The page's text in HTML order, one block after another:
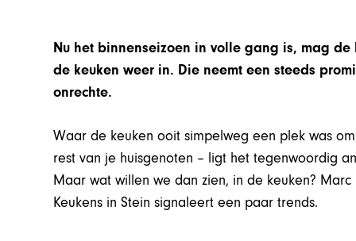
Nu het binnenseizoen in volle gang is, mag
de keuken weer in. Die neemt een steeds
onrechte.
Waar de keuken ooit simpelweg een plek was
rest van je huisgenoten – ligt het tegenwoordig
Maar wat willen we dan zien, in de keuken?
Keukens in Stein signaleert een paar trends.